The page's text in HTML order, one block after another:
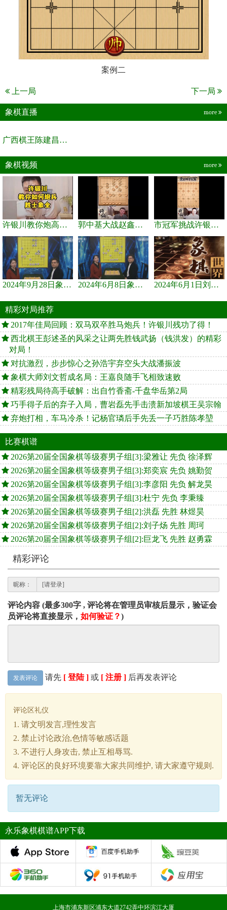
案例二
上一局 下一局
象棋直播 more
广西棋王陈建昌直播间
象棋视频 more
许银川教你炮高兵士象全如何赢士象全，简单四步即可 郭中基大战赵鑫鑫，许银川激情讲解 市冠军挑战许银川，急进中兵变化真激烈！
2024年9月28日象棋世界栏目，刘君、蒋川讲解了第九届杨官璘杯象棋... 2024年6月8日象棋世界，刘君、蒋川讲解了第九届杨官璘杯全国象棋... 2024年6月1日刘君、蒋川讲解第三届上海杯象棋大师赛谢靖与李少庚...
精彩对局推荐
2017年佳局回顾：双马双卒胜马炮兵！许银川残功了得！
西北棋王彭述圣的风采之让两先胜钱武扬（钱洪发）的精彩
对局！
对抗激烈，步步惊心之孙浩宇弃空头大战潘振波
象棋大师刘文哲成名局：王嘉良随手飞相致速败
精彩残局待高手破解：出自竹香斋-千盘华岳第2局
巧手得子后的弃子入局，曹岩磊先手击溃新加坡棋王吴宗翰
弃炮打相，车马冷杀！记杨官璘后手先丢一子巧胜陈孝堃
比赛棋谱
2026第20届全国象棋等级赛男子组[3]:梁雅让 先负 徐泽辉
2026第20届全国象棋等级赛男子组[3]:郑奕宸 先负 姚勤贺
2026第20届全国象棋等级赛男子组[3]:李彦阳 先负 解龙昊
2026第20届全国象棋等级赛男子组[3]:杜宁 先负 李秉臻
2026第20届全国象棋等级赛男子组[2]:洪磊 先胜 林煜昊
2026第20届全国象棋等级赛男子组[2]:刘子炀 先胜 周珂
2026第20届全国象棋等级赛男子组[2]:巨龙飞 先胜 赵勇霖
精彩评论
昵称：
评论内容 (最多300字 , 评论将在管理员审核后显示，验证会
员评论将直接显示， 如何验证？)
发表评论 请先 [ 登陆 ] 或 [ 注册 ] 后再发表评论
评论区礼仪
1. 请文明发言,理性发言
2. 禁止讨论政治,色情等敏感话题
3. 不进行人身攻击, 禁止互相辱骂.
4. 评论区的良好环境要靠大家共同维护, 请大家遵守规则.
暂无评论
永乐象棋棋谱APP下载
上海市浦东新区浦东大道2742弄中环滨江大厦